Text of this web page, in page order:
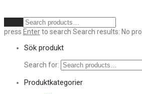
press Enterto search Search results: No
Sök produkt
Search for:
Produktkategorier